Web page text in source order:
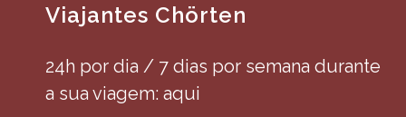
Viajantes Chörten
24h por dia / 7 dias por semana durante
a sua viagem: aqui